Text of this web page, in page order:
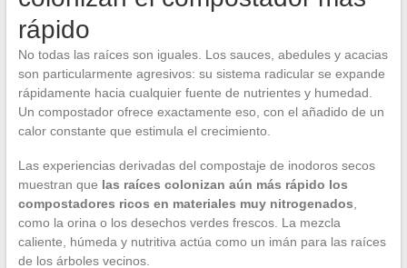
rápido
No todas las raíces son iguales. Los sauces, abedules y acacias
son particularmente agresivos: su sistema radicular se expande
rápidamente hacia cualquier fuente de nutrientes y humedad.
Un compostador ofrece exactamente eso, con el añadido de un
calor constante que estimula el crecimiento.
Las experiencias derivadas del compostaje de inodoros secos
muestran que las raíces colonizan aún más rápido los
compostadores ricos en materiales muy nitrogenados
como la orina o los desechos verdes frescos. La mezcla
caliente, húmeda y nutritiva actúa como un imán para las raíces
de los árboles vecinos.